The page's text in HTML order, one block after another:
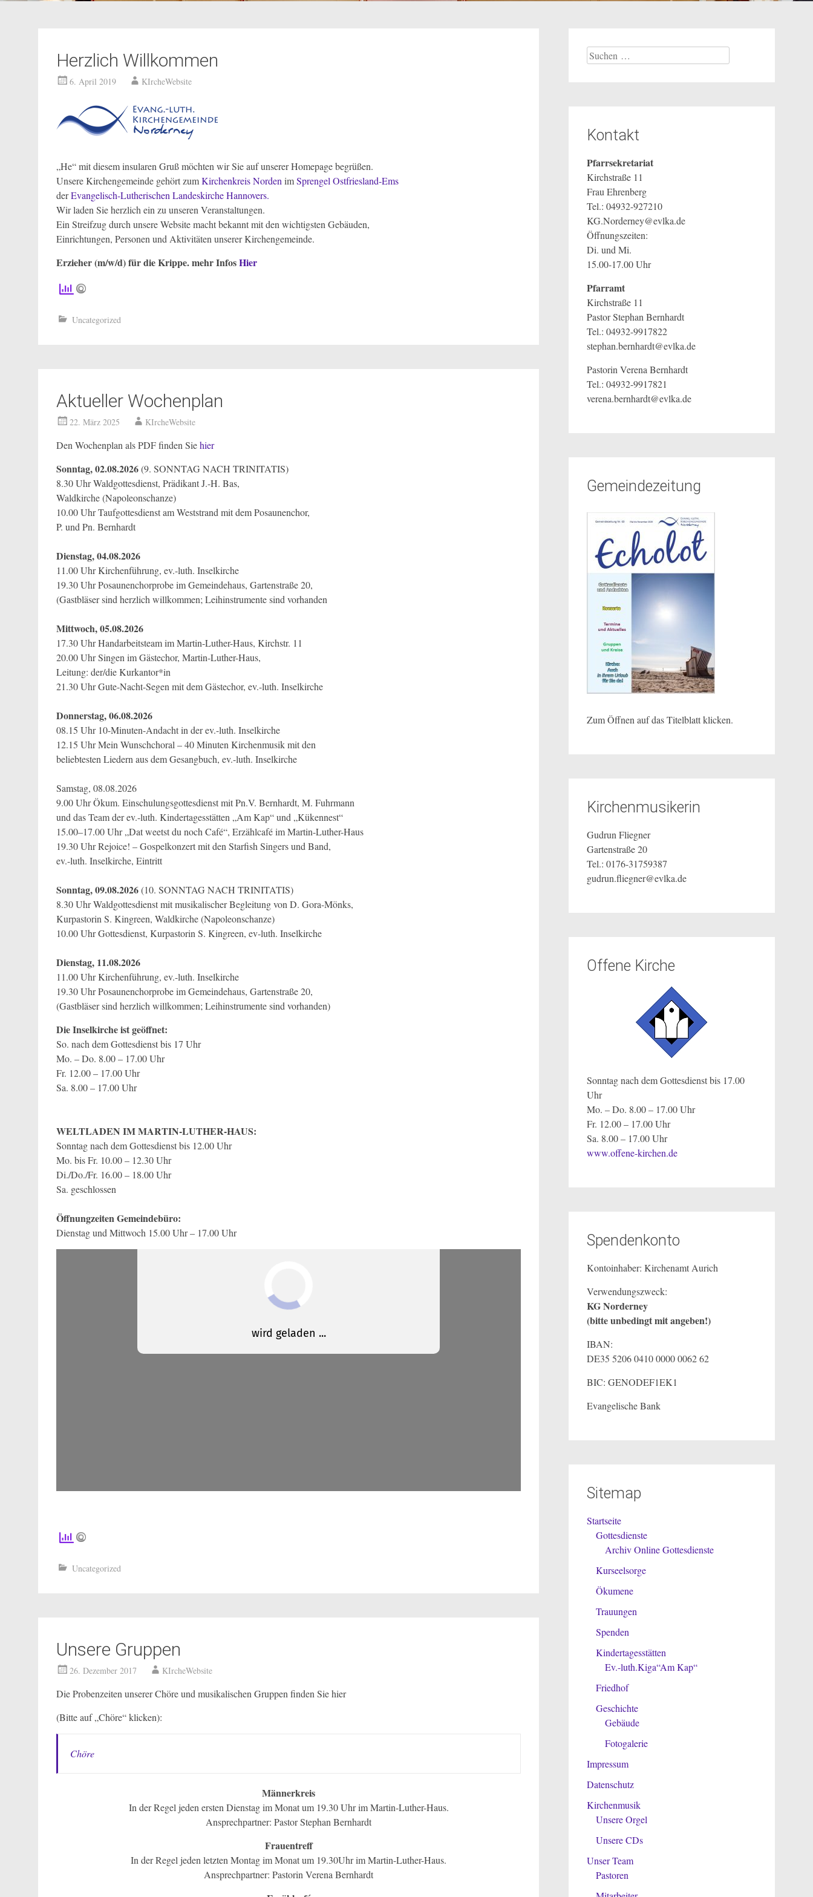
Herzlich Willkommen
6. April 2019 KIrcheWebsite
„He“ mit diesem insularen Gruß möchten wir Sie auf unserer Homepage begrüßen.
Unsere Kirchengemeinde gehört zumKirchenkreis Norden imSprengel Ostfriesland-Ems
derEvangelisch-Lutherischen Landeskirche Hannovers.
Wir laden Sie herzlich ein zu unseren Veranstaltungen.
Ein Streifzug durch unsere Website macht bekannt mit den wichtigsten Gebäuden,
Einrichtungen, Personen und Aktivitäten unserer Kirchengemeinde.
Erzieher (m/w/d) für die Krippe. mehr InfosHier
Uncategorized
Aktueller Wochenplan
22. März 2025 KIrcheWebsite
Den Wochenplan als PDF finden Siehier
Sonntag, 02.08.2026(9. SONNTAG NACH TRINITATIS)
8.30 Uhr Waldgottesdienst, Prädikant J.-H. Bas,
Waldkirche (Napoleonschanze)
10.00 Uhr Taufgottesdienst am Weststrand mit dem Posaunenchor,
P. und Pn. Bernhardt
Dienstag, 04.08.2026
11.00 Uhr Kirchenführung, ev.-luth. Inselkirche
19.30 Uhr Posaunenchorprobe im Gemeindehaus, Gartenstraße 20,
(Gastbläser sind herzlich willkommen; Leihinstrumente sind vorhanden
Mittwoch, 05.08.2026
17.30 Uhr Handarbeitsteam im Martin-Luther-Haus, Kirchstr. 11
20.00 Uhr Singen im Gästechor, Martin-Luther-Haus,
Leitung: der/die Kurkantor*in
21.30 Uhr Gute-Nacht-Segen mit dem Gästechor, ev.-luth. Inselkirche
Donnerstag, 06.08.2026
08.15 Uhr 10-Minuten-Andacht in der ev.-luth. Inselkirche
12.15 Uhr Mein Wunschchoral – 40 Minuten Kirchenmusik mit den
beliebtesten Liedern aus dem Gesangbuch, ev.-luth. Inselkirche
Samstag, 08.08.2026
9.00 Uhr Ökum. Einschulungsgottesdienst mit Pn.V. Bernhardt, M. Fuhrmann
und das Team der ev.-luth. Kindertagesstätten „Am Kap“ und „Kükennest“
15.00–17.00 Uhr „Dat weetst du noch Café“, Erzählcafé im Martin-Luther-Haus
19.30 Uhr Rejoice! – Gospelkonzert mit den Starfish Singers und Band,
ev.-luth. Inselkirche, Eintritt
Sonntag, 09.08.2026(10. SONNTAG NACH TRINITATIS)
8.30 Uhr Waldgottesdienst mit musikalischer Begleitung von D. Gora-Mönks,
Kurpastorin S. Kingreen, Waldkirche (Napoleonschanze)
10.00 Uhr Gottesdienst, Kurpastorin S. Kingreen, ev-luth. Inselkirche
Dienstag, 11.08.2026
11.00 Uhr Kirchenführung, ev.-luth. Inselkirche
19.30 Uhr Posaunenchorprobe im Gemeindehaus, Gartenstraße 20,
(Gastbläser sind herzlich willkommen; Leihinstrumente sind vorhanden)
Die Inselkirche ist geöffnet:
So. nach dem Gottesdienst bis 17 Uhr
Mo. – Do. 8.00 – 17.00 Uhr
Fr. 12.00 – 17.00 Uhr
Sa. 8.00 – 17.00 Uhr
WELTLADEN IM MARTIN-LUTHER-HAUS:
Sonntag nach dem Gottesdienst bis 12.00 Uhr
Mo. bis Fr. 10.00 – 12.30 Uhr
Di./Do./Fr. 16.00 – 18.00 Uhr
Sa. geschlossen
Öffnungzeiten Gemeindebüro:
Dienstag und Mittwoch 15.00 Uhr – 17.00 Uhr
Uncategorized
Unsere Gruppen
26. Dezember 2017 KIrcheWebsite
Die Probenzeiten unserer Chöre und musikalischen Gruppen finden Sie hier
(Bitte auf „Chöre“ klicken):
Chöre
Männerkreis
In der Regel jeden ersten Dienstag im Monat um 19.30 Uhr im Martin-Luther-Haus.
Ansprechpartner: Pastor Stephan Bernhardt
Frauentreff
In der Regel jeden letzten Montag im Monat um 19.30Uhr im Martin-Luther-Haus.
Ansprechpartner: Pastorin Verena Bernhardt
Suchen
nach:
Kontakt
Pfarrsekretariat
Kirchstraße 11
Frau Ehrenberg
Tel.: 04932-927210
KG.Norderney@evlka.de
Öffnungszeiten:
Di. und Mi.
15.00-17.00 Uhr
Pfarramt
Kirchstraße 11
Pastor Stephan Bernhardt
Tel.: 04932-9917822
stephan.bernhardt@evlka.de
Pastorin Verena Bernhardt
Tel.: 04932-9917821
verena.bernhardt@evlka.de
Gemeindezeitung
Zum Öffnen auf das Titelblatt klicken.
Kirchenmusikerin
Gudrun Fliegner
Gartenstraße 20
Tel.: 0176-31759387
gudrun.fliegner@evlka.de
Offene Kirche
Sonntag nach dem Gottesdienst bis 17.00
Uhr
Mo. – Do. 8.00 – 17.00 Uhr
Fr. 12.00 – 17.00 Uhr
Sa. 8.00 – 17.00 Uhr
www.offene-kirchen.de
Spendenkonto
Kontoinhaber: Kirchenamt Aurich
Verwendungszweck:
KG Norderney
(bitte unbedingt mit angeben!)
IBAN:
DE35 5206 0410 0000 0062 62
BIC: GENODEF1EK1
Evangelische Bank
Sitemap
Startseite
Gottesdienste
Archiv Online Gottesdienste
Kurseelsorge
Ökumene
Trauungen
Spenden
Kindertagesstätten
Ev.-luth.Kiga“Am Kap“
Friedhof
Geschichte
Gebäude
Fotogalerie
Impressum
Datenschutz
Kirchenmusik
Unsere Orgel
Unsere CDs
Unser Team
Pastoren